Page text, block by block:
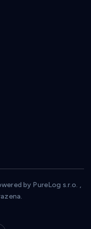
by PureLog s.r.o. ,